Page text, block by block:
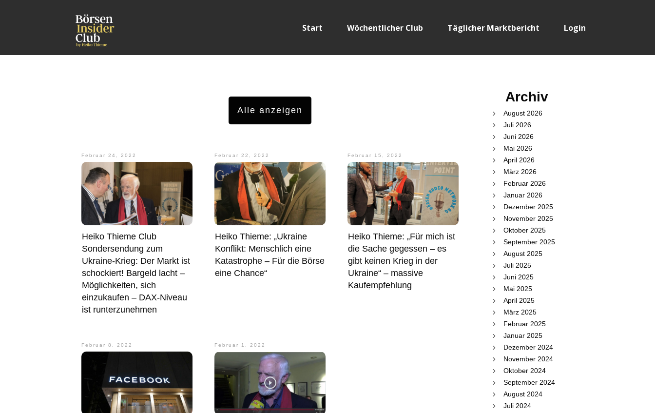
Start Wöchentlicher Club Täglicher Marktbericht Login
Alle anzeigen
Februar 24, 2022
Heiko Thieme Club
Sondersendung zum
Ukraine-Krieg: Der Markt ist
schockiert! Bargeld lacht –
Möglichkeiten, sich
einzukaufen – DAX-Niveau
ist runterzunehmen
Februar 22, 2022
Heiko Thieme: „Ukraine
Konflikt: Menschlich eine
Katastrophe – Für die Börse
eine Chance“
Februar 15, 2022
Heiko Thieme: „Für mich ist
die Sache gegessen – es
gibt keinen Krieg in der
Ukraine“ – massive
Kaufempfehlung
Februar 8, 2022 Februar 1, 2022
Archiv
August 2026
Juli 2026
Juni 2026
Mai 2026
April 2026
März 2026
Februar 2026
Januar 2026
Dezember 2025
November 2025
Oktober 2025
September 2025
August 2025
Juli 2025
Juni 2025
Mai 2025
April 2025
März 2025
Februar 2025
Januar 2025
Dezember 2024
November 2024
Oktober 2024
September 2024
August 2024
Juli 2024